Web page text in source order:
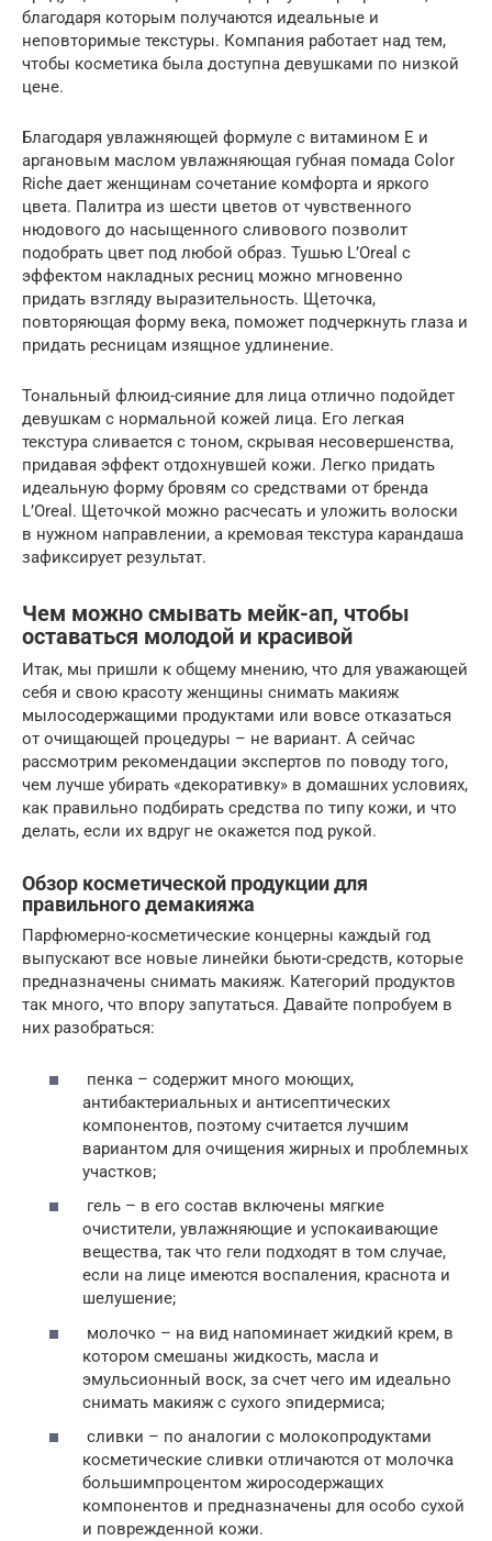
благодаря которым получаются идеальные и
неповторимые текстуры. Компания работает над тем,
чтобы косметика была доступна девушками по низкой
цене.
Благодаря увлажняющей формуле с витамином Е и
аргановым маслом увлажняющая губная помада Color
Riche дает женщинам сочетание комфорта и яркого
цвета. Палитра из шести цветов от чувственного
нюдового до насыщенного сливового позволит
подобрать цвет под любой образ. Тушью L’Oreal с
эффектом накладных ресниц можно мгновенно
придать взгляду выразительность. Щеточка,
повторяющая форму века, поможет подчеркнуть глаза и
придать ресницам изящное удлинение.
Тональный флюид-сияние для лица отлично подойдет
девушкам с нормальной кожей лица. Его легкая
текстура сливается с тоном, скрывая несовершенства,
придавая эффект отдохнувшей кожи. Легко придать
идеальную форму бровям со средствами от бренда
L’Oreal. Щеточкой можно расчесать и уложить волоски
в нужном направлении, а кремовая текстура карандаша
зафиксирует результат.
Чем можно смывать мейк-ап, чтобы
оставаться молодой и красивой
Итак, мы пришли к общему мнению, что для уважающей
себя и свою красоту женщины снимать макияж
мылосодержащими продуктами или вовсе отказаться
от очищающей процедуры – не вариант. А сейчас
рассмотрим рекомендации экспертов по поводу того,
чем лучше убирать «декоративку» в домашних условиях,
как правильно подбирать средства по типу кожи, и что
делать, если их вдруг не окажется под рукой.
Обзор косметической продукции для
правильного демакияжа
Парфюмерно-косметические концерны каждый год
выпускают все новые линейки бьюти-средств, которые
предназначены снимать макияж. Категорий продуктов
так много, что впору запутаться. Давайте попробуем в
них разобраться:
пенка – содержит много моющих,
антибактериальных и антисептических
компонентов, поэтому считается лучшим
вариантом для очищения жирных и проблемных
участков;
гель – в его состав включены мягкие
очистители, увлажняющие и успокаивающие
вещества, так что гели подходят в том случае,
если на лице имеются воспаления, краснота и
шелушение;
молочко – на вид напоминает жидкий крем, в
котором смешаны жидкость, масла и
эмульсионный воск, за счет чего им идеально
снимать макияж с сухого эпидермиса;
сливки – по аналогии с молокопродуктами
косметические сливки отличаются от молочка
большимпроцентом жиросодержащих
компонентов и предназначены для особо сухой
и поврежденной кожи.